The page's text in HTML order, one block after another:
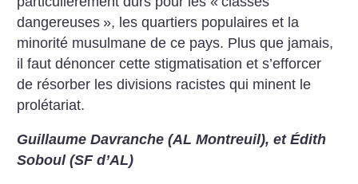
dangereuses », les quartiers populaires et la
minorité musulmane de ce pays. Plus que jamais,
il faut dénoncer cette stigmatisation et s’efforcer
de résorber les divisions racistes qui minent le
prolétariat.
Guillaume Davranche (AL Montreuil), et Édith
Soboul (SF d’AL)